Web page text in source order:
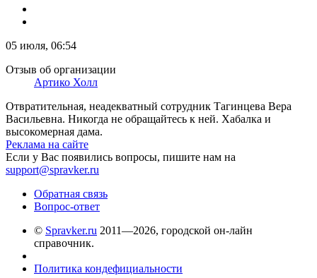
05 июля, 06:54
Отзыв об организации
Артико Холл
Отвратительная, неадекватный сотрудник Тагинцева Вера
Васильевна. Никогда не обращайтесь к ней. Хабалка и
высокомерная дама.
Реклама на сайте
Если у Вас появились вопросы, пишите нам на
support@spravker.ru
Обратная связь
Вопрос-ответ
© Spravker.ru 2011—2026, городской он-лайн
справочник.
Политика кондефициальности